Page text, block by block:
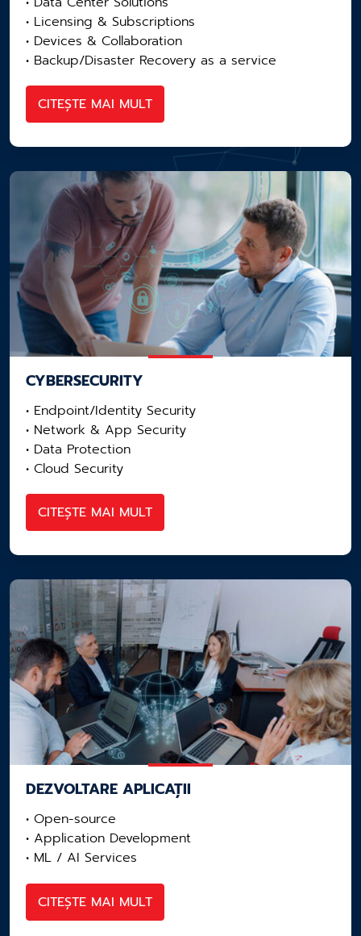
• Licensing​ & Subscriptions
• Devices & Collaboration​
• Backup/Disaster Recovery as a service​
CITEȘTE MAI MULT
CYBERSECURITY
• Endpoint/Identity Security
• Network & App Security​
• Data Protection
• Cloud Security
CITEȘTE MAI MULT
DEZVOLTARE APLICAȚII
• Open-source
• Application Development
• ML / AI Services
CITEȘTE MAI MULT